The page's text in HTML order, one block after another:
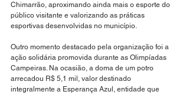
Chimarrão, aproximando ainda mais o esporte do
público visitante e valorizando as práticas
esportivas desenvolvidas no município.
Outro momento destacado pela organização foi a
ação solidária promovida durante as Olimpíadas
Campeiras. Na ocasião, a doma de um potro
arrecadou R$ 5,1 mil, valor destinado
integralmente a Esperança Azul, entidade que